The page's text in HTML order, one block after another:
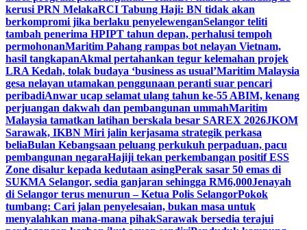
kerusi PRN MelakaRCI Tabung Haji: BN tidak akan
berkompromi jika berlaku penyelewenganSelangor teliti
tambah penerima HPIPT tahun depan, perhalusi tempoh
permohonanMaritim Pahang rampas bot nelayan Vietnam,
hasil tangkapanAkmal pertahankan tegur kelemahan projek
LRA Kedah, tolak budaya ‘business as usual’Maritim Malaysia
gesa nelayan utamakan penggunaan peranti suar pencari
peribadiAnwar ucap selamat ulang tahun ke-55 ABIM, kenang
perjuangan dakwah dan pembangunan ummahMaritim
Malaysia tamatkan latihan berskala besar SAREX 2026JKOM
Sarawak, IKBN Miri jalin kerjasama strategik perkasa
beliaBulan Kebangsaan peluang perkukuh perpaduan, pacu
pembangunan negaraHajiji tekan perkembangan positif ESS
Zone disalur kepada kedutaan asingPerak sasar 50 emas di
SUKMA Selangor, sedia ganjaran sehingga RM6,000Jenayah
di Selangor terus menurun – Ketua Polis SelangorPokok
tumbang: Cari jalan penyelesaian, bukan masa untuk
menyalahkan mana-mana pihakSarawak bersedia terajui